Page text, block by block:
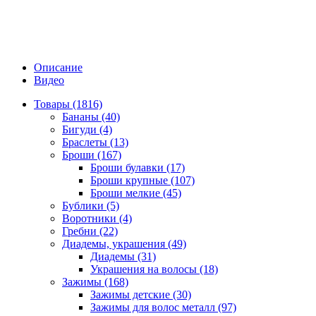
Описание
Видео
Товары (1816)
Бананы (40)
Бигуди (4)
Браслеты (13)
Броши (167)
Броши булавки (17)
Броши крупные (107)
Броши мелкие (45)
Бублики (5)
Воротники (4)
Гребни (22)
Диадемы, украшения (49)
Диадемы (31)
Украшения на волосы (18)
Зажимы (168)
Зажимы детские (30)
Зажимы для волос металл (97)